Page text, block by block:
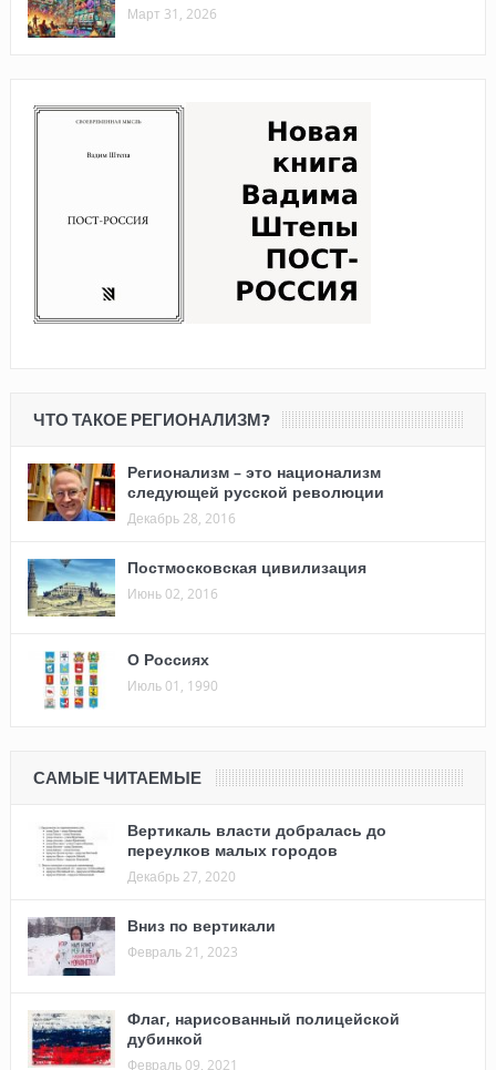
Март 31, 2026
ЧТО ТАКОЕ РЕГИОНАЛИЗМ?
Регионализм – это национализм
следующей русской революции
Декабрь 28, 2016
Постмосковская цивилизация
Июнь 02, 2016
О Россиях
Июль 01, 1990
САМЫЕ ЧИТАЕМЫЕ
Вертикаль власти добралась до
переулков малых городов
Декабрь 27, 2020
Вниз по вертикали
Февраль 21, 2023
Флаг, нарисованный полицейской
дубинкой
Февраль 09, 2021